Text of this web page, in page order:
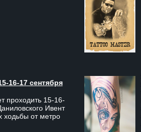
16-17 сентября
проходить 15-16-
Ивент
ходьбы от метро